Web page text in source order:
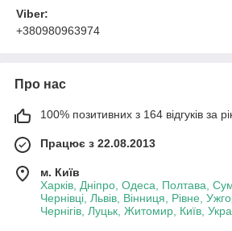
Viber:
+380980963974
Про нас
100% позитивних з 164 відгуків за
Працює з 22.08.2013
м. Київ
Харків, Дніпро, Одеса, Полтава,
Чернівці, Львів, Вінниця, Рівне,
Чернігів, Луцьк, Житомир, Київ,